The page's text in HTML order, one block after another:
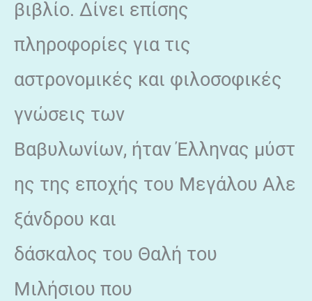
βιβλίο. Δίνει επίσης
πληροφορίες για τις
αστρονομικές και φιλοσοφικές
γνώσεις των
Βαβυλωνίων, ήταν Έλληνας μύστ
ης της εποχής του Μεγάλου Αλε
ξάνδρου και
δάσκαλος του Θαλή του
Μιλήσιου που